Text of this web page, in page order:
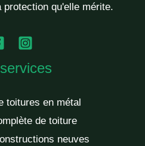
qu'elle mérite.
toitures en métal
de toiture
neuves